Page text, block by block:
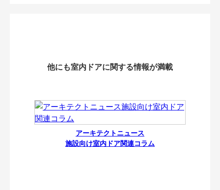
他にも室内ドアに関する情報が満載
アーキテクトニュース
施設向け室内ドア関連コラム